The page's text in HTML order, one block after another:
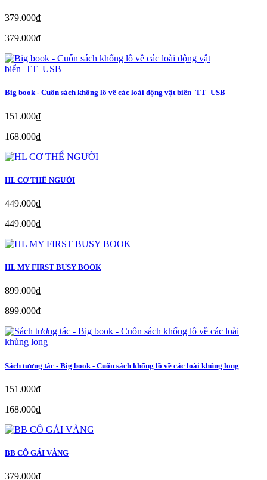
379.000₫
379.000₫
Big book - Cuốn sách khổng lồ về các loài động vật biển_TT_USB
151.000₫
168.000₫
HL CƠ THỂ NGƯỜI
449.000₫
449.000₫
HL MY FIRST BUSY BOOK
899.000₫
899.000₫
Sách tương tác - Big book - Cuốn sách khổng lồ về các loài khủng long
151.000₫
168.000₫
BB CÔ GÁI VÀNG
379.000₫